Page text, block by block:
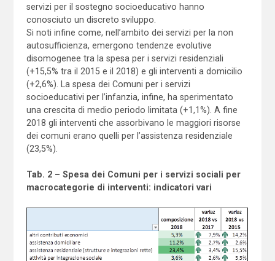
servizi per il sostegno socioeducativo hanno
conosciuto un discreto sviluppo.
Si noti infine come, nell’ambito dei servizi per la non
autosufficienza, emergono tendenze evolutive
disomogenee tra la spesa per i servizi residenziali
(+15,5% tra il 2015 e il 2018) e gli interventi a domicilio
(+2,6%). La spesa dei Comuni per i servizi
socioeducativi per l’infanzia, infine, ha sperimentato
una crescita di medio periodo limitata (+1,1%). A fine
2018 gli interventi che assorbivano le maggiori risorse
dei comuni erano quelli per l’assistenza residenziale
(23,5%).
Tab. 2 – Spesa dei Comuni per i servizi sociali per
macrocategorie di interventi: indicatori vari